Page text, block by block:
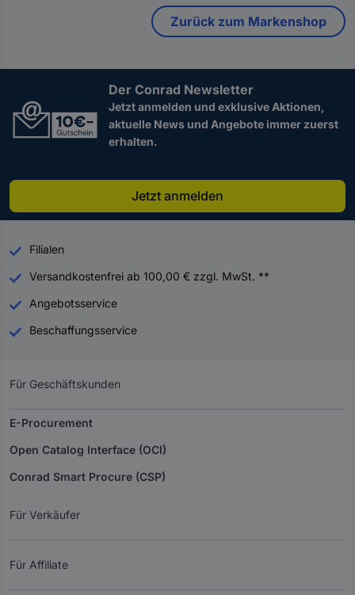
Zurück zum Markenshop
Der Conrad Newsletter
Jetzt anmelden und exklusive Aktionen,
aktuelle News und Angebote immer zuerst
erhalten.
Jetzt anmelden
Filialen
Versandkostenfrei ab 100,00 € zzgl. MwSt. **
Angebotsservice
Beschaffungsservice
Für Geschäftskunden
E-Procurement
Open Catalog Interface (OCI)
Conrad Smart Procure (CSP)
Für Verkäufer
Für Affiliate